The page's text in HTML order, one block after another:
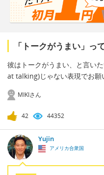
「トークがうまい」っ
彼はトークがうまい、と言い
at talking)じゃない表現でお願
MIKIさん
42 44352
Yujin
アメリカ合衆国